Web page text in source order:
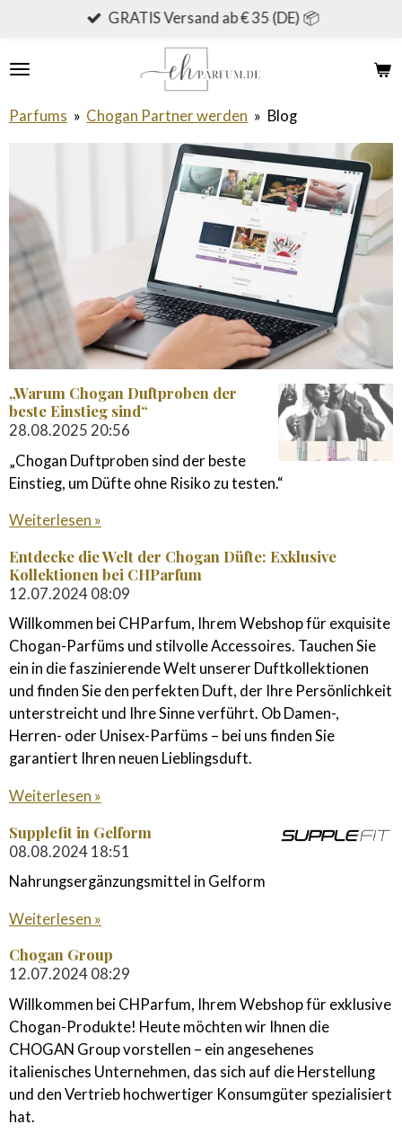
springen
GRATIS Versand ab € 35 (DE) 📦
Parfums » Chogan Partner werden » Blog
„Warum Chogan Duftproben der
beste Einstieg sind“
28.08.2025 20:56
„Chogan Duftproben sind der beste
Einstieg, um Düfte ohne Risiko zu testen.“
Weiterlesen »
Entdecke die Welt der Chogan Düfte: Exklusive
Kollektionen bei CHParfum
12.07.2024 08:09
Willkommen bei CHParfum, Ihrem Webshop für exquisite
Chogan-Parfüms und stilvolle Accessoires. Tauchen Sie
ein in die faszinierende Welt unserer Duftkollektionen
und finden Sie den perfekten Duft, der Ihre Persönlichkeit
unterstreicht und Ihre Sinne verführt. Ob Damen-,
Herren- oder Unisex-Parfüms – bei uns finden Sie
garantiert Ihren neuen Lieblingsduft.
Weiterlesen »
Supplefit in Gelform
08.08.2024 18:51
Nahrungsergänzungsmittel in Gelform
Weiterlesen »
Chogan Group
12.07.2024 08:29
Willkommen bei CHParfum, Ihrem Webshop für exklusive
Chogan-Produkte! Heute möchten wir Ihnen die
CHOGAN Group vorstellen – ein angesehenes
italienisches Unternehmen, das sich auf die Herstellung
und den Vertrieb hochwertiger Konsumgüter spezialisiert
hat.